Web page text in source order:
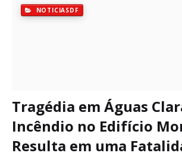
NOTICIASDF
Tragédia em Águas
Incêndio no Edifício
Resulta em uma